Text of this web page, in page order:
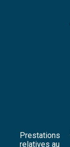
Prestations
relatives au